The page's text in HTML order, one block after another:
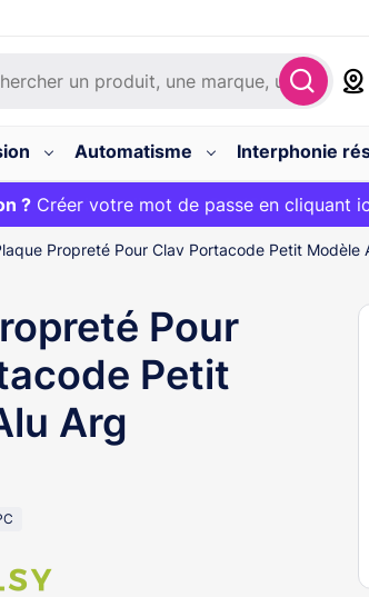
Automatisme Interphonie
votre panier et livraison 24/48h gratuite
?Créer votre mot de passe en cliquant
Propreté Pour Clav Portacode Petit Modèle
Pour
Petit
Arg